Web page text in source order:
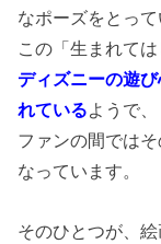
なポーズをとって
この「生まれて
ディズニーの遊
れているようで、
ファンの間では
なっています。
そのひとつが、